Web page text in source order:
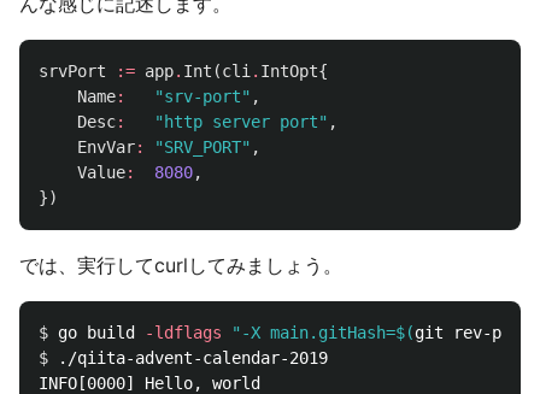
srvPort := app. Int (cli . IntOpt{
Name: "srv-port" ,
Desc: "http server port" ,
EnvVar: "SRV_PORT" ,
Value: 8080,
})
では、実行してcurlしてみましょう。
$ go build -ldflags "-X main.gitHash=$(git rev-parse
$
./qiita-advent-calendar-
INFO[0000] Hello,